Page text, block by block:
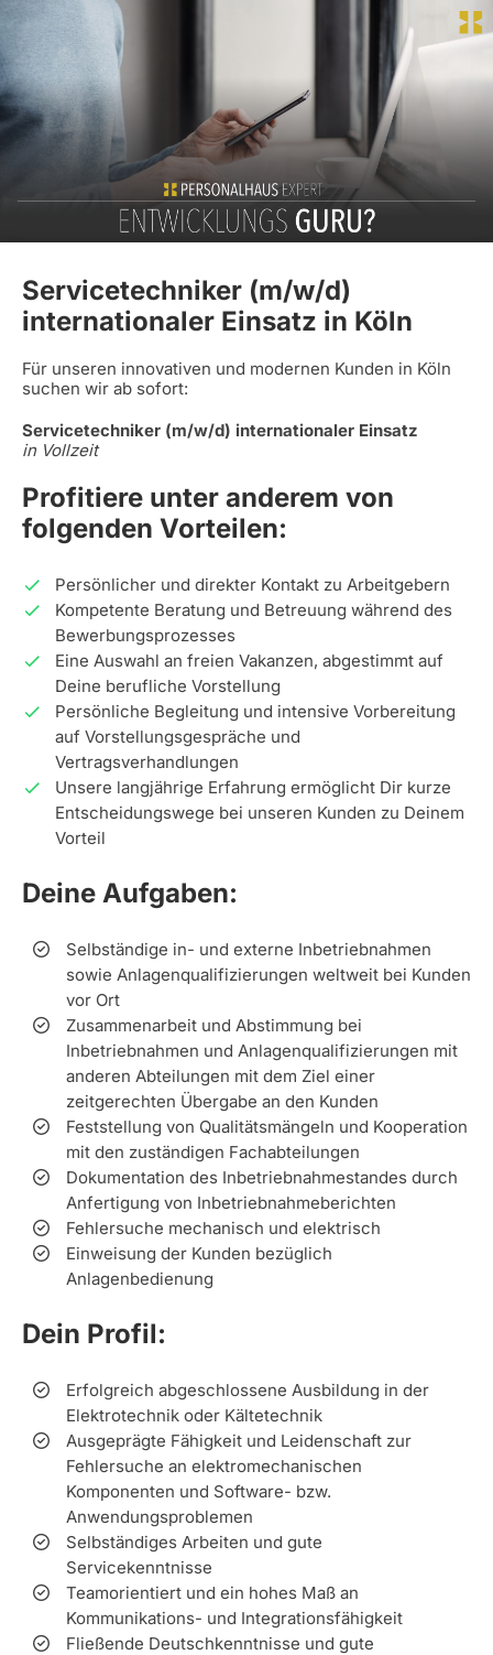
Servicetechniker (m/w/d)
internationaler Einsatz in Köln
Für unseren innovativen und modernen Kunden in Köln
suchen wir ab sofort:
Servicetechniker (m/w/d) internationaler Einsatz
in Vollzeit
Profitiere unter anderem von
folgenden Vorteilen:
Persönlicher und direkter Kontakt zu Arbeitgebern
Kompetente Beratung und Betreuung während des
Bewerbungsprozesses
Eine Auswahl an freien Vakanzen, abgestimmt auf
Deine berufliche Vorstellung
Persönliche Begleitung und intensive Vorbereitung
auf Vorstellungsgespräche und
Vertragsverhandlungen
Unsere langjährige Erfahrung ermöglicht Dir kurze
Entscheidungswege bei unseren Kunden zu Deinem
Vorteil
Deine Aufgaben:
Selbständige in- und externe Inbetriebnahmen
sowie Anlagenqualifizierungen weltweit bei Kunden
vor Ort
Zusammenarbeit und Abstimmung bei
Inbetriebnahmen und Anlagenqualifizierungen mit
anderen Abteilungen mit dem Ziel einer
zeitgerechten Übergabe an den Kunden
Feststellung von Qualitätsmängeln und Kooperation
mit den zuständigen Fachabteilungen
Dokumentation des Inbetriebnahmestandes durch
Anfertigung von Inbetriebnahmeberichten
Fehlersuche mechanisch und elektrisch
Einweisung der Kunden bezüglich
Anlagenbedienung
Dein Profil:
Erfolgreich abgeschlossene Ausbildung in der
Elektrotechnik oder Kältetechnik
Ausgeprägte Fähigkeit und Leidenschaft zur
Fehlersuche an elektromechanischen
Komponenten und Software- bzw.
Anwendungsproblemen
Selbständiges Arbeiten und gute
Servicekenntnisse
Teamorientiert und ein hohes Maß an
Kommunikations- und Integrationsfähigkeit
Fließende Deutschkenntnisse und gute